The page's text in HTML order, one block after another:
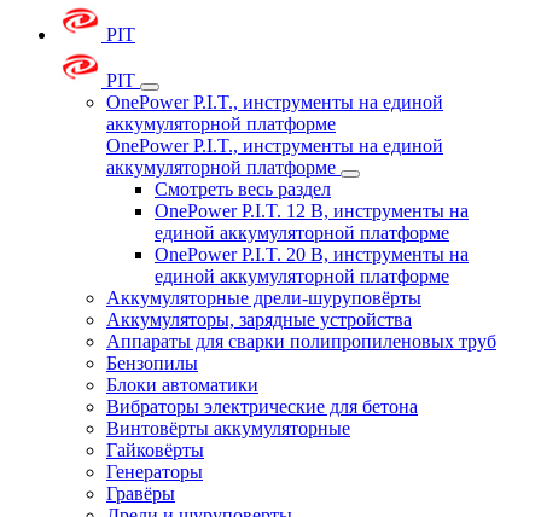
PIT
PIT
OnePower P.I.T., инструменты на единой
аккумуляторной платформе
OnePower P.I.T., инструменты на единой
аккумуляторной платформе
Смотреть весь раздел
OnePower P.I.T. 12 В, инструменты на
единой аккумуляторной платформе
OnePower P.I.T. 20 В, инструменты на
единой аккумуляторной платформе
Аккумуляторные дрели-шуруповёрты
Аккумуляторы, зарядные устройства
Аппараты для сварки полипропиленовых труб
Бензопилы
Блоки автоматики
Вибраторы электрические для бетона
Винтовёрты аккумуляторные
Гайковёрты
Генераторы
Гравёры